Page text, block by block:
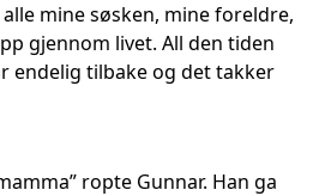
mine søsken, mine foreldre,
gjennom livet. All den tiden
endelig tilbake og det takker
ropte Gunnar. Han ga